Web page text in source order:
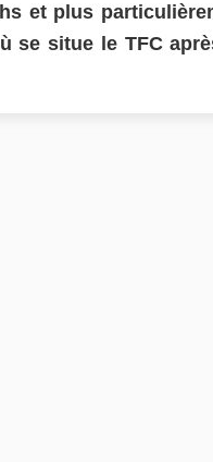
et plus
se situe le TFC